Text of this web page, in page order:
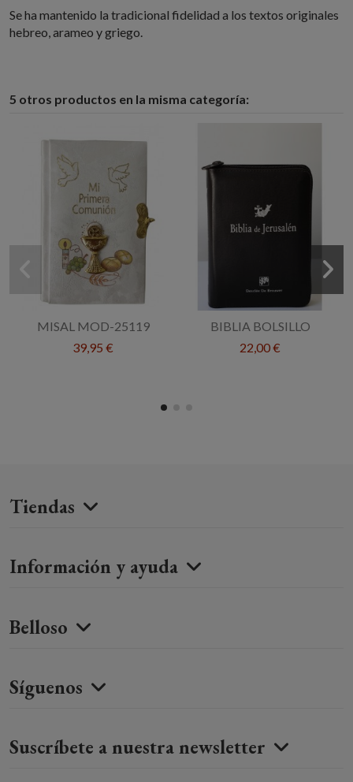
Se ha mantenido la tradicional fidelidad a los textos originales
hebreo, arameo y griego.
5 otros productos en la misma categoría:
MISAL MOD-25119
39,95 €
BIBLIA BOLSILLO
22,00 €
Tiendas
Información y ayuda
Belloso
Síguenos
Suscríbete a nuestra newsletter